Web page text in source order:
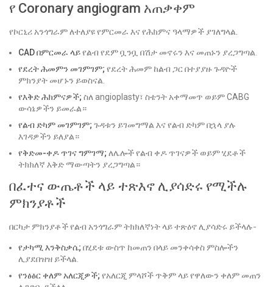
የ Coronary angiogram አጠቃቀም
የኮርኒሪ አንጎግራም ለተለያዩ የምርመራ እና የሕክምና ዓላማዎች ያገለግላል.
CAD በምርመራ ላይየልብ የደም ቧንቧ በሽታ መኖሩን እና መጠኑን ያረጋግጣል.
የደረት ሕመምን መገምገም; የደረት ሕመም ከልብ ጋር በተያያዙ ጉዳዮች
ምክንያት መሆኑን ይወስናል.
የእቅድ ሕክምናዎች; ስለ angioplasty፣ ስቴንት አቀማመጥ ወይም CABG
ውሳኔዎችን ይመራል።
የልብ ድካም መገምገም; ጉዳቱን ይገመግማል እና የልብ ድካም በኋላ ያሉ
እገዳዎችን ይለያል።
የቅድመ-ቀዶ ጥገና ግምገማ; ለሌሎች የልብ ቀዶ ጥገናዎች ወይም ሂደቶች
ትክክለኛ እቅድ ማውጣትን ያረጋግጣል።
በፈተና ውጤቶች ላይ ተጽእኖ ሊያሳድሩ የሚችሉ
ምክንያቶች
በርካታ ምክንያቶች የልብ አንጎግራም ትክክለኛነት ላይ ተጽዕኖ ሊያሳድሩ ይችላሉ-
የታካሚ እንቅስቃሴ; በሂደቱ ውስጥ ከመጠን በላይ መንቀሳቀስ ምስሎችን
ሊያደበዝዝ ይችላል.
የንፅፅር ቀለም አለርጂዎች; የአለርጂ ምላሾች ጥቅም ላይ የዋለውን ቀለም መጠን